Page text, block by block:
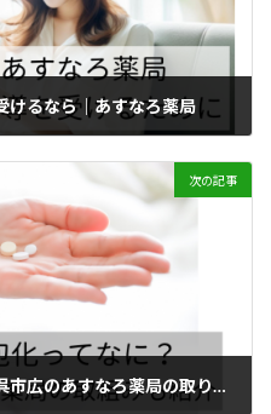
けるなら｜あすなろ薬局
次の記事
薬の一包化とは？基礎知識や呉市広のあすなろ薬局の取り組みを紹介